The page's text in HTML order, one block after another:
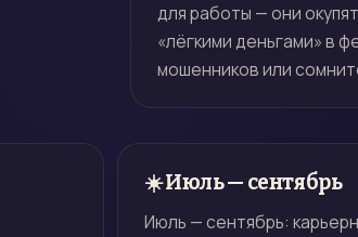
для работы — они
«лёгкими деньгами» в
мошенников или
☀️ Июль — сентябрь
Июль — сентябрь: